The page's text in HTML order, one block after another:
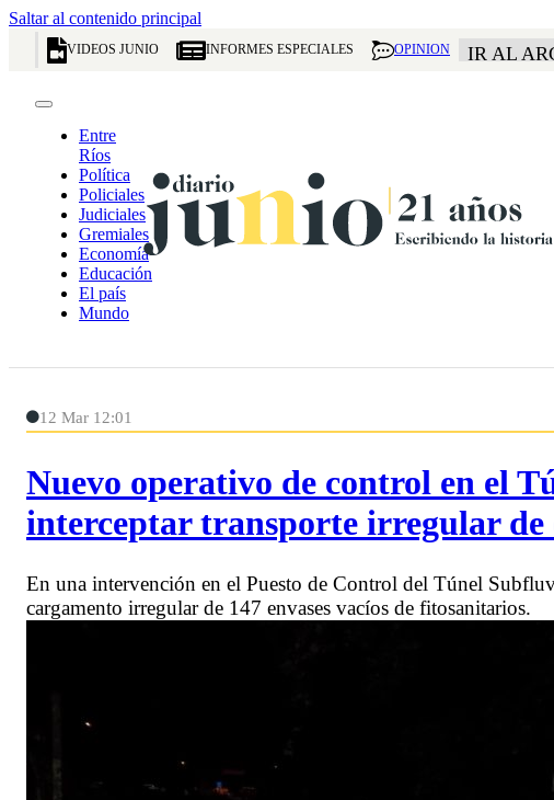
Saltar al contenido principal
VIDEOS JUNIO INFORMES ESPECIALES OPINION IR AL
Entre
Ríos
Política
Policiales
Judiciales
Gremiales
Economía
Educación
El país
Mundo
12 Mar 12:01
Nuevo operativo de control en el
interceptar transporte irregular de
En una intervención en el Puesto de Control del Túnel
cargamento irregular de 147 envases vacíos de fitosanitarios.